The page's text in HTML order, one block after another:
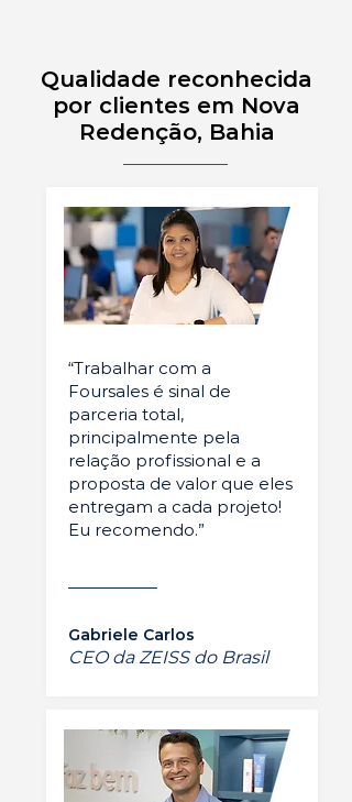
Qualidade reconhecida
por clientes em Nova
Redenção, Bahia
“Trabalhar com a
Foursales é sinal de
parceria total,
principalmente pela
relação profissional e a
proposta de valor que eles
entregam a cada projeto!
Eu recomendo.”
Gabriele Carlos
CEO da ZEISS do Brasil